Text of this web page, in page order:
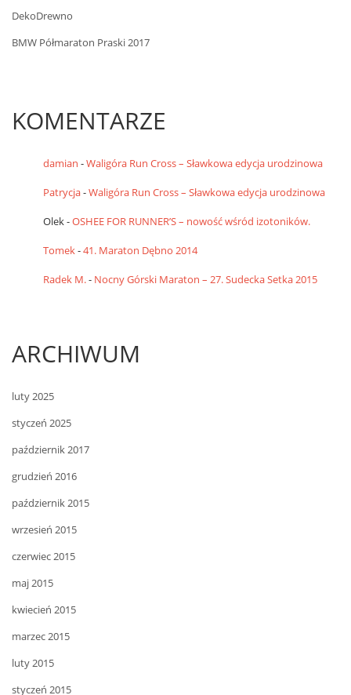
DekoDrewno
BMW Półmaraton Praski 2017
KOMENTARZE
damian -Waligóra Run Cross – Sławkowa edycja urodzinowa
Patrycja-Waligóra Run Cross – Sławkowa edycja urodzinowa
Olek-OSHEE FOR RUNNER’S – nowość wśród izotoników.
Tomek-41. Maraton Dębno 2014
Radek M.- Nocny Górski Maraton – 27. Sudecka Setka 2015
ARCHIWUM
luty 2025
styczeń 2025
październik 2017
grudzień 2016
październik 2015
wrzesień 2015
czerwiec 2015
maj 2015
kwiecień 2015
marzec 2015
luty 2015
styczeń 2015